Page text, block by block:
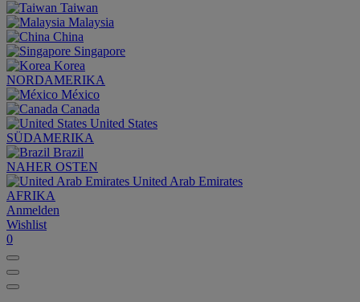
Taiwan
Malaysia
China
Singapore
Korea
NORDAMERIKA
México
Canada
United States
SÜDAMERIKA
Brazil
NAHER OSTEN
United Arab Emirates
AFRIKA
Anmelden
Wishlist
0